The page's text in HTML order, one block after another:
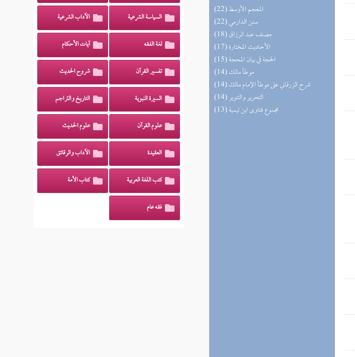
(22) المعجم الأوسط
(22) سنن الدارمي
(18) مصنف عبد الرزاق
(17) الأحاديث المختارة
(15) الحجة في بيان المحجة
(14) موطأ مالك
(14) شرح الزرقاني على موطأ الإمام مالك
(14) التحرير والتنوير
(13) مجموع فتاوى ابن تيمية
السياسة الشرعية الآداب الشرعية
لغة الفقه آيات الأحكام
تفسير القرآن شروح الحديث
السيرة النبوية التاريخ والتراجم
علوم القرآن علوم الحديث
العقيدة الآداب والرقائق
كتب اللغة العربية كتاب الأمة
فقه عام